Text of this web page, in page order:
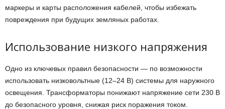
маркеры и карты расположения кабелей, чтобы избежать
повреждения при будущих земляных работах.
Использование низкого напряжения
Одно из ключевых правил безопасности — по возможности
использовать низковольтные (12–24 В) системы для наружного
освещения. Трансформаторы понижают напряжение сети 230 В
до безопасного уровня, снижая риск поражения током.